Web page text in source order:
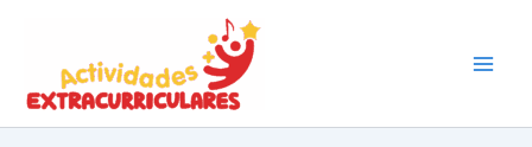
contenido